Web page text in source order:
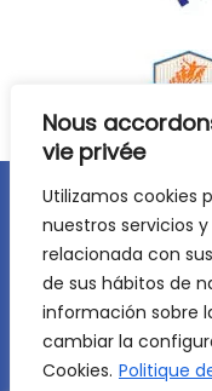
Nous
vie privée
Utilizamos cookies
nuestros servicios
relacionada con
de sus hábitos de
información sobre
cambiar la
Cookies. Politique
Avis juridique
©2026Lycée
réservés.